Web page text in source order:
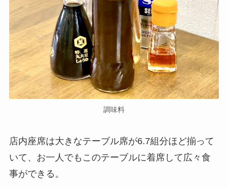
調味料
店内座席は大きなテーブル席が6.7組分ほど揃って
いて、お一人でもこのテーブルに着席して広々食
事ができる。